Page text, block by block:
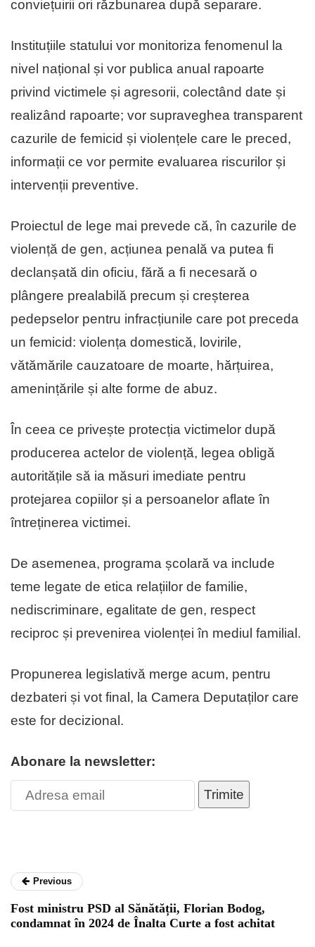
conviețuirii ori răzbunarea după separare.
Instituțiile statului vor monitoriza fenomenul la
nivel național și vor publica anual rapoarte
privind victimele și agresorii, colectând date și
realizând rapoarte; vor supraveghea transparent
cazurile de femicid și violențele care le preced,
informații ce vor permite evaluarea riscurilor și
intervenții preventive.
Proiectul de lege mai prevede că, în cazurile de
violență de gen, acțiunea penală va putea fi
declanșată din oficiu, fără a fi necesară o
plângere prealabilă precum și creșterea
pedepselor pentru infracțiunile care pot preceda
un femicid: violența domestică, lovirile,
vătămările cauzatoare de moarte, hărțuirea,
amenințările și alte forme de abuz.
În ceea ce privește protecția victimelor după
producerea actelor de violență, legea obligă
autoritățile să ia măsuri imediate pentru
protejarea copiilor și a persoanelor aflate în
întreținerea victimei.
De asemenea, programa școlară va include
teme legate de etica relațiilor de familie,
nediscriminare, egalitate de gen, respect
reciproc și prevenirea violenței în mediul familial.
Propunerea legislativă merge acum, pentru
dezbateri și vot final, la Camera Deputaților care
este for decizional.
Abonare la newsletter:
Trimite
Previous
Fost ministru PSD al Sănătății, Florian Bodog,
condamnat în 2024 de Înalta Curte a fost achitat